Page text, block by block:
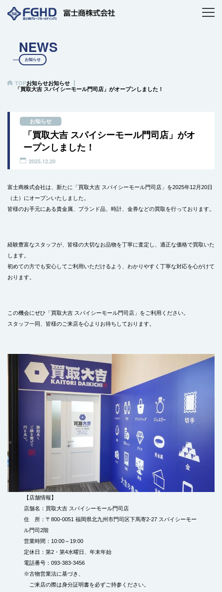
NEWS
お知らせ
TOPお知らせお知らせ
「買取大吉 スパイシーモール門司店」がオープンしました！
お知らせ
「買取大吉 スパイシーモール門司店」がオ
ープンしました！
2025.12.20
富士商株式会社は、新たに「買取大吉 スパイシーモール門司店」を2025年12月20日
（土）にオープンいたしました。
皆様のお手元にある貴金属、ブランド品、時計、金券などの買取を行っております。
経験豊富なスタッフが、皆様の大切なお品物を丁寧に査定し、適正な価格で買取いた
します。
初めての方でも安心してご利用いただけるよう、わかりやすく丁寧な対応を心がけて
おります。
この機会にぜひ「買取大吉 スパイシーモール門司店」をご利用ください。
スタッフ一同、皆様のご来店を心よりお待ちしております。
【店舗情報】
店舗名：買取大吉 スパイシーモール門司店
住 所：〒800-0051 福岡県北九州市門司区下馬寄2-27 スパイシーモー
ル門司2階
営業時間：10:00～19:00
定休日：第2・第4水曜日、年末年始
電話番号：093-383-3456
※古物営業法に基づき、
ご来店の際は身分証明書を必ずご持参ください。